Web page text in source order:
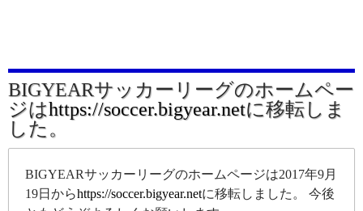
BIGYEARサッカーリーグのホームペー
ジはhttps://soccer.bigyear.netに移転しま
した。
BIGYEARサッカーリーグのホームページは2017年9月
19日からhttps://soccer.bigyear.netに移転しました。 今後